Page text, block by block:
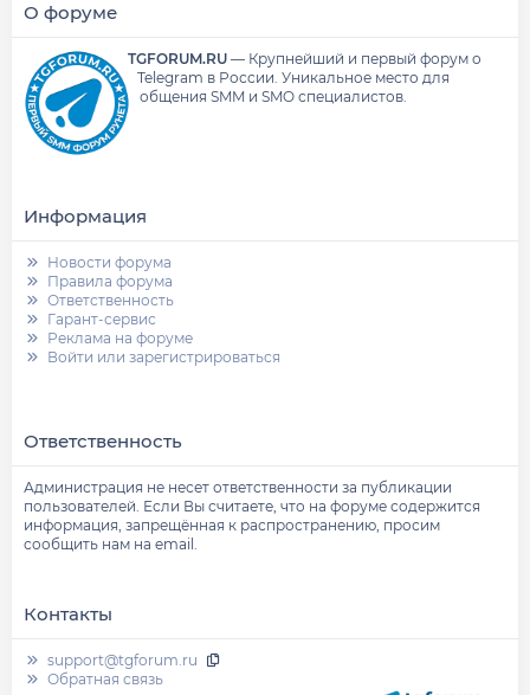
О форуме
TGFORUM.RU— Крупнейший и первый форум о
Telegram в России. Уникальное место для
общения SMM и SMO специалистов.
Информация
Новости форума
Правила форума
Ответственность
Гарант-сервис
Реклама на форуме
Войти или зарегистрироваться
Ответственность
Администрация не несет ответственности за публикации
пользователей. Если Вы считаете, что на форуме содержится
информация, запрещённая к распространению, просим
сообщить нам на email.
Контакты
support@tgforum.ru
Обратная связь